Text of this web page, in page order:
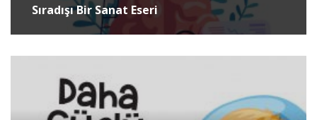
Sıradışı Bir Sanat Eseri